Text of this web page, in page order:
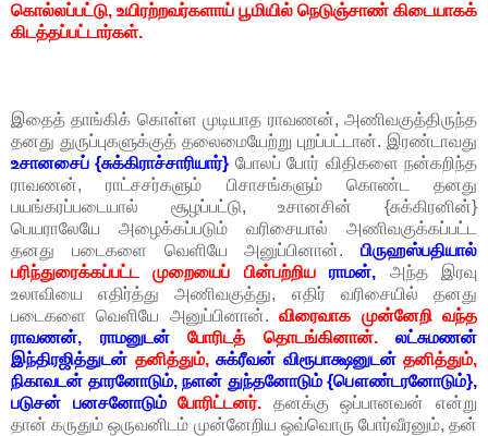
கொல்லப்பட்டு, உயிரற்றவர்களாய் பூமியில் நெடுஞ்சாண் கிடையாகக்
கிடத்தப்பட்டார்கள்.
இதைத் தாங்கிக் கொள்ள முடியாத ராவணன், அணிவகுத்திருந்த
தனது துருப்புகளுக்குத் தலைமையேற்று புறப்பட்டான். இரண்டாவது
உசானசைப் {சுக்கிராச்சாரியார்} போலப் போர் விதிகளை நன்கறிந்த
ராவணன், ராட்சசர்களும் பிசாசங்களும் கொண்ட தனது
பயங்கரப்படையால் சூழப்பட்டு, உசானசின் {சுக்கிரனின்}
பெயராலேயே அழைக்கப்படும் வரிசையால் அணிவகுக்கப்பட்ட
தனது படைகளை வெளியே அனுப்பினான். பிருஹஸ்பதியால்
பரிந்துரைக்கப்பட்ட முறையைப் பின்பற்றியராமன்,
அந்த இரவு
உலாவியை எதிர்த்து அணிவகுத்து, எதிர் வரிசையில் தனது
படைகளை வெளியே அனுப்பினான்.விரைவாக முன்னேறி வந்த
ராவணன், ராமனுடன்போரிடத் தொடங்கினான். லட்சுமணன்
இந்திரஜித்துடன் தனித்தும், சுக்ரீவன் விரூபாக்ஷனுடன்தனித்தும்,
நிகாவடன் தாரனோடும், நளன் துந்தனோடும் {பௌண்டரனோடும்},
படுசன் பனசனோடும்போரிட்டனர். தனக்கு ஒப்பானவன் என்று
தான் கருதும் ஒருவனிடம் முன்னேறிய ஒவ்வொரு போர்வீரனும், தன்